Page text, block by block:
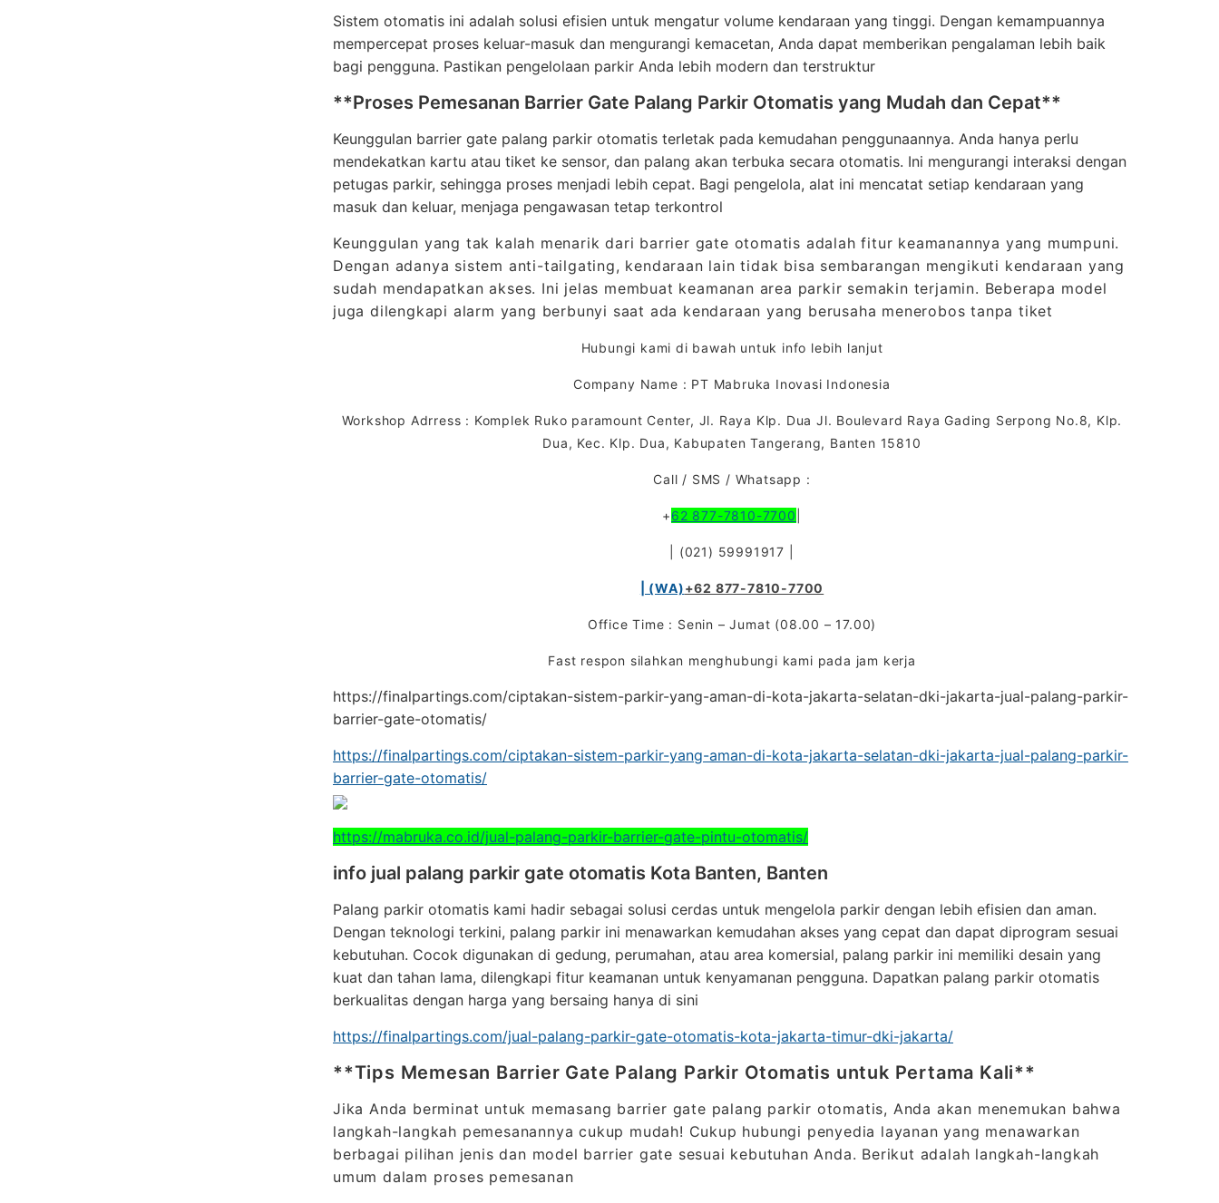
Sistem otomatis ini adalah solusi efisien untuk mengatur volume kendaraan yang tinggi. Dengan kemampuannya
mempercepat proses keluar-masuk dan mengurangi kemacetan, Anda dapat memberikan pengalaman lebih baik
bagi pengguna. Pastikan pengelolaan parkir Anda lebih modern dan terstruktur
**Proses Pemesanan Barrier Gate Palang Parkir Otomatis yang Mudah dan Cepat**
Keunggulan barrier gate palang parkir otomatis terletak pada kemudahan penggunaannya. Anda hanya perlu
mendekatkan kartu atau tiket ke sensor, dan palang akan terbuka secara otomatis. Ini mengurangi interaksi dengan
petugas parkir, sehingga proses menjadi lebih cepat. Bagi pengelola, alat ini mencatat setiap kendaraan yang
masuk dan keluar, menjaga pengawasan tetap terkontrol
Keunggulan yang tak kalah menarik dari barrier gate otomatis adalah fitur keamanannya yang mumpuni.
Dengan adanya sistem anti-tailgating, kendaraan lain tidak bisa sembarangan mengikuti kendaraan yang
sudah mendapatkan akses. Ini jelas membuat keamanan area parkir semakin terjamin. Beberapa model
juga dilengkapi alarm yang berbunyi saat ada kendaraan yang berusaha menerobos tanpa tiket
Hubungi kami di bawah untuk info lebih lanjut
Company Name : PT Mabruka Inovasi Indonesia
Workshop Adrress : Komplek Ruko paramount Center, Jl. Raya Klp. Dua Jl. Boulevard Raya Gading Serpong No.8, Klp.
Dua, Kec. Klp. Dua, Kabupaten Tangerang, Banten 15810
Call / SMS / Whatsapp :
+62 877-7810-7700
| (021) 59991917 |
| (WA)+62 877-7810-7700
Office Time : Senin – Jumat (08.00 – 17.00)
Fast respon silahkan menghubungi kami pada jam kerja
https://finalpartings.com/ciptakan-sistem-parkir-yang-aman-di-kota-jakarta-selatan-dki-jakarta-jual-palang-parkir-
barrier-gate-otomatis/
https://finalpartings.com/ciptakan-sistem-parkir-yang-aman-di-kota-jakarta-selatan-dki-jakarta-jual-palang-parkir-
barrier-gate-otomatis/
https://mabruka.co.id/jual-palang-parkir-barrier-gate-pintu-otomatis/
info jual palang parkir gate otomatis Kota Banten, Banten
Palang parkir otomatis kami hadir sebagai solusi cerdas untuk mengelola parkir dengan lebih efisien dan aman.
Dengan teknologi terkini, palang parkir ini menawarkan kemudahan akses yang cepat dan dapat diprogram sesuai
kebutuhan. Cocok digunakan di gedung, perumahan, atau area komersial, palang parkir ini memiliki desain yang
kuat dan tahan lama, dilengkapi fitur keamanan untuk kenyamanan pengguna. Dapatkan palang parkir otomatis
berkualitas dengan harga yang bersaing hanya di sini
https://finalpartings.com/jual-palang-parkir-gate-otomatis-kota-jakarta-timur-dki-jakarta/
**Tips Memesan Barrier Gate Palang Parkir Otomatis untuk Pertama Kali**
Jika Anda berminat untuk memasang barrier gate palang parkir otomatis, Anda akan menemukan bahwa
langkah-langkah pemesanannya cukup mudah! Cukup hubungi penyedia layanan yang menawarkan
berbagai pilihan jenis dan model barrier gate sesuai kebutuhan Anda. Berikut adalah langkah-langkah
umum dalam proses pemesanan